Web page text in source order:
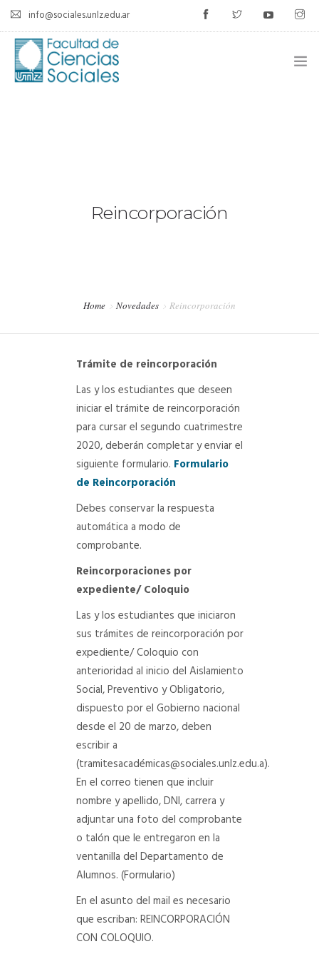
info@sociales.unlz.edu.ar
CALENDARIO ACADÉMICO
SIU-GUARANÍ
RADIO CONURBANA
Reincorporación
Home Novedades Reincorporación
Trámite de reincorporación
Las y los estudiantes que deseen
iniciar el trámite de reincorporación
para cursar el segundo cuatrimestre
2020, deberán completar y enviar el
siguiente formulario. Formulario
de Reincorporación
Debes conservar la respuesta
automática a modo de
comprobante.
Reincorporaciones por
expediente/ Coloquio
Las y los estudiantes que iniciaron
sus trámites de reincorporación por
expediente/ Coloquio con
anterioridad al inicio del Aislamiento
Social, Preventivo y Obligatorio,
dispuesto por el Gobierno nacional
desde el 20 de marzo, deben
escribir a
(tramitesacadémicas@sociales.unlz.edu.a).
En el correo tienen que incluir
nombre y apellido, DNI, carrera y
adjuntar una foto del comprobante
o talón que le entregaron en la
ventanilla del Departamento de
Alumnos. (Formulario)
En el asunto del mail es necesario
que escriban: REINCORPORACIÓN
CON COLOQUIO.